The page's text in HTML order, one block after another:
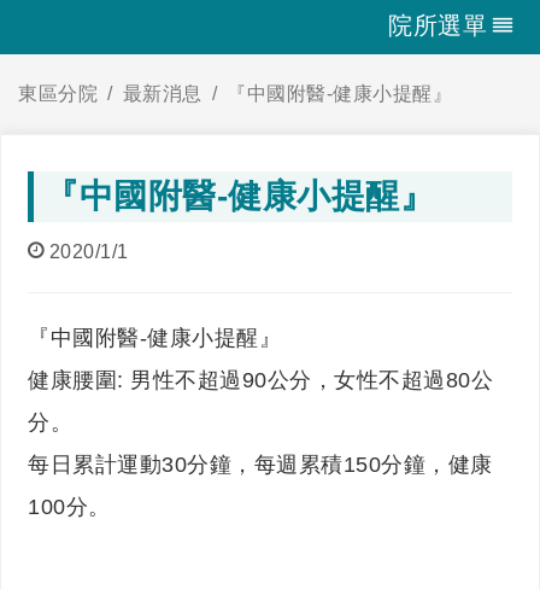
院所選單
東區分院 最新消息 『中國附醫-健康小提醒』
『中國附醫-健康小提醒』
2020/1/1
『中國附醫-健康小提醒』
健康腰圍: 男性不超過90公分，女性不超過80公
分。
每日累計運動30分鐘，每週累積150分鐘，健康
100分。